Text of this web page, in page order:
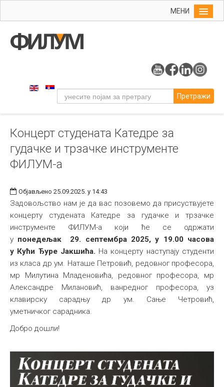
МЕНИ
Упис
Уметност
Музичка уметност
Примењена и ликовна уметност
Галерија
Библиотека
Студенти
Међународна
Претражи
Концерт студената Катедре за
гудачке и трзачке инструменте
ФИЛУМ-а
Објављено 25.09.2025. у 14:43
Задовољство нам је да вас позовемо да присуствујете
концерту студената Катедре за гудачке и трзачке
инструменте ФИЛУМ-а који ће се одржати
у понедељак 29. септембра 2025, у 19.00 часова
у Кући Ђуре Јакшића. На концерту наступају студенти
из класа др ум. Наташе Петровић, редовног професора,
мр Милутина Младеновића, редовног професора, мр
Александре Милановић, ванредног професора, уз
клавирску сарадњу др ум. Сањe Четровић,
уметничког сарадника.
Добро дошли!